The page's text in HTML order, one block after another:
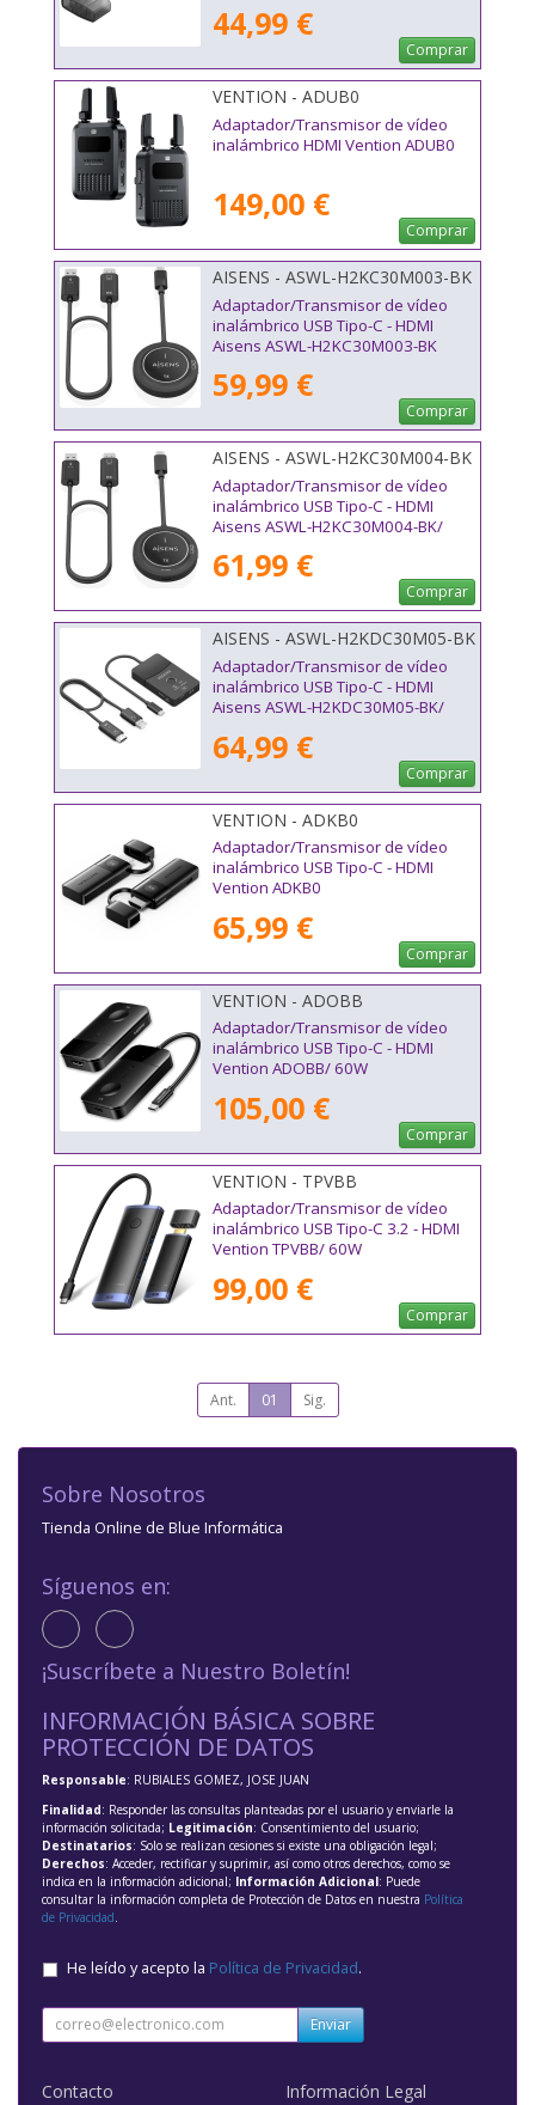
44,99 €
Comprar
VENTION - ADUB0
Adaptador/Transmisor de vídeo
inalámbrico HDMI Vention ADUB0
149,00 €
Comprar
AISENS - ASWL-H2KC30M003-BK
Adaptador/Transmisor de vídeo
inalámbrico USB Tipo-C - HDMI
Aisens ASWL-H2KC30M003-BK
59,99 €
Comprar
AISENS - ASWL-H2KC30M004-BK
Adaptador/Transmisor de vídeo
inalámbrico USB Tipo-C - HDMI
Aisens ASWL-H2KC30M004-BK/
61,99 €
Comprar
AISENS - ASWL-H2KDC30M05-BK
Adaptador/Transmisor de vídeo
inalámbrico USB Tipo-C - HDMI
Aisens ASWL-H2KDC30M05-BK/
64,99 €
Comprar
VENTION - ADKB0
Adaptador/Transmisor de vídeo
inalámbrico USB Tipo-C - HDMI
Vention ADKB0
65,99 €
Comprar
VENTION - ADOBB
Adaptador/Transmisor de vídeo
inalámbrico USB Tipo-C - HDMI
Vention ADOBB/ 60W
105,00 €
Comprar
VENTION - TPVBB
Adaptador/Transmisor de vídeo
inalámbrico USB Tipo-C 3.2 - HDMI
Vention TPVBB/ 60W
99,00 €
Comprar
Ant. 01 Sig.
Sobre Nosotros
Tienda Online de Blue Informática
Síguenos en:
¡Suscríbete a Nuestro Boletín!
INFORMACIÓN BÁSICA SOBRE
PROTECCIÓN DE DATOS
Responsable: RUBIALES GOMEZ, JOSE JUAN
Finalidad: Responder las consultas planteadas por el usuario y enviarle la
información solicitada; Legitimación: Consentimiento del usuario;
Destinatarios: Solo se realizan cesiones si existe una obligación legal;
Derechos: Acceder, rectificar y suprimir, así como otros derechos, como se
indica en la información adicional; Información Adicional: Puede
consultar la información completa de Protección de Datos en nuestra Política
de Privacidad
He leído y acepto la Política de Privacidad.
Enviar
Contacto
Información Legal